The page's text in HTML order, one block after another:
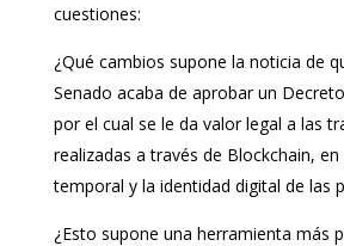
cuestiones:
¿Qué cambios supone la noticia de
Senado acaba de aprobar un
por el cual se le da valor legal a las
realizadas a través de Blockchain,
temporal y la identidad digital de las
¿Esto supone una herramienta más